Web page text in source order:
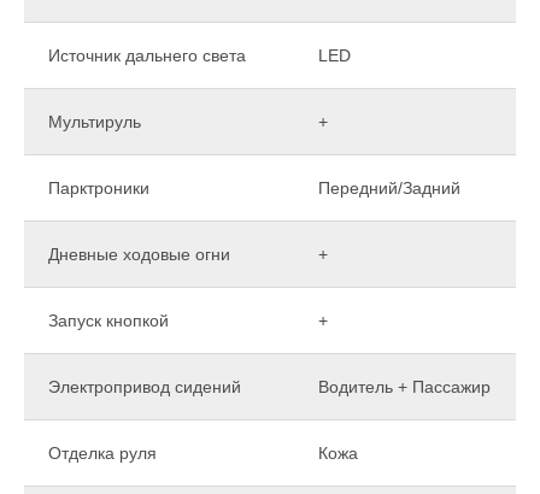
Источник дальнего света LED
Мультируль +
Парктроники Передний/Задний
Дневные ходовые огни +
Запуск кнопкой +
Электропривод сидений Водитель + Пассажир
Отделка руля Кожа